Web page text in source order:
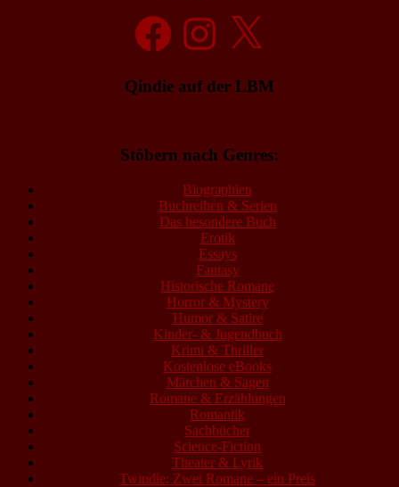
FacebookInstagramX
Qindie auf der LBM
Stöbern nach Genres:
Biographien
Buchreihen & Serien
Das besondere Buch
Erotik
Essays
Fantasy
Historische Romane
Horror & Mystery
Humor & Satire
Kinder- & Jugendbuch
Krimi & Thriller
Kostenlose eBooks
Märchen & Sagen
Romane & Erzählungen
Romantik
Sachbücher
Science-Fiction
Theater & Lyrik
Twindie: Zwei Romane – ein Preis